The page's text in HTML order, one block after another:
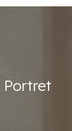
Portret